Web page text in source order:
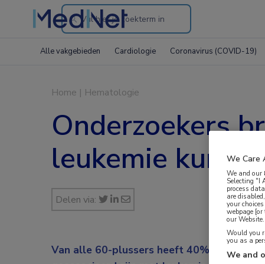
Search
the
Alle vakgebieden Cardiologie Coronavirus (COVID-19)
Home | Hematologie
Onderzoekers
leukemie
Delen via:
Van alle 60-plussers heeft 40% in het
We Care
We and our
Selecting "I
process
are
your
webpage
our
Would you
you as a
We and